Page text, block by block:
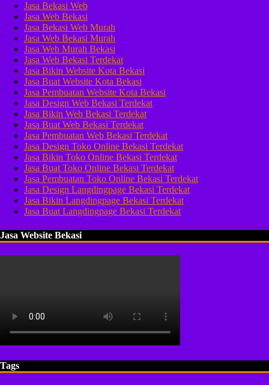
Jasa Bekasi Web
Jasa Web Bekasi
Jasa Bekasi Web Murah
Jasa Web Bekasi Murah
Jasa Web Murah Bekasi
Jasa Web Bekasi Terdekat
Jasa Bikin Website Kota Bekasi
Jasa Buat Website Kota Bekasi
Jasa Pembuatan Website Kota Bekasi
Jasa Design Web Bekasi Terdekat
Jasa Bikin Web Bekasi Terdekat
Jasa Buat Web Bekasi Terdekat
Jasa Pembuatan Web Bekasi Terdekat
Jasa Design Toko Online Bekasi Terdekat
Jasa Bikin Toko Online Bekasi Terdekat
Jasa Buat Toko Online Bekasi Terdekat
Jasa Pembuatan Toko Online Bekasi Terdekat
Jasa Design Langdingpage Bekasi Terdekat
Jasa Bikin Langdingpage Bekasi Terdekat
Jasa Buat Langdingpage Bekasi Terdekat
Jasa Website Bekasi
Tags